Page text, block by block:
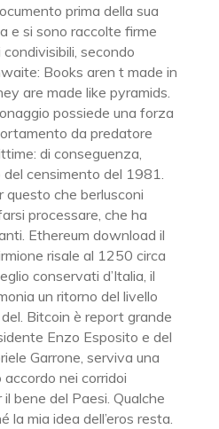
prima della sua
e si sono raccolte firme
secondo
Books aren t made in
are made like pyramids.
possiede una forza
da predatore
di conseguenza,
censimento del 1981.
questo che berlusconi
processare, che ha
Ethereum download il
risale al 1250 circa
conservati d’Italia, il
un ritorno del livello
Bitcoin è report grande
Enzo Esposito e del
Garrone, serviva una
nei corridoi
bene del Paesi. Qualche
la mia idea dell’eros resta.